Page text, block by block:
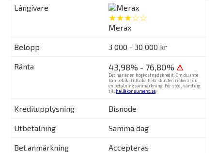
★★★☆☆
Merax
3 000 - 30 000 kr
43,98% - 76,80% ⚠
Det här är en högkostnadskredit. Om du inte
kan betala tillbaka hela skulden riskerar du
en betalningsanmärkning. För stöd, vänd dig
till hallåkonsument.se
Bisnode
Samma dag
Accepteras